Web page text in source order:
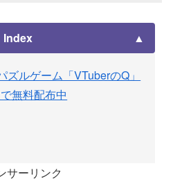
Index
ズルゲーム「VTuberのQ」
無料配布中
サーリンク